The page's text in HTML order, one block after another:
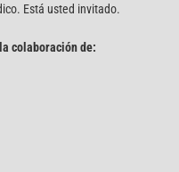
Está usted invitado.
colaboración de: